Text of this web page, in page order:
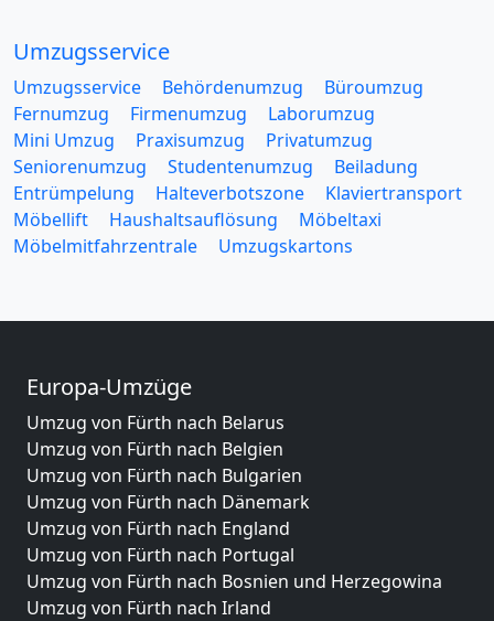
Umzugsservice
Umzugsservice Behördenumzug
Büroumzug
Fernumzug
Firmenumzug
Laborumzug
Mini Umzug
Praxisumzug
Privatumzug
Seniorenumzug
Studentenumzug
Beiladung
Entrümpelung
Halteverbotszone
Klaviertransport
Möbellift
Haushaltsauflösung
Möbeltaxi
Möbelmitfahrzentrale
Umzugskartons
Europa-Umzüge
Umzug von Fürth nach Belarus
Umzug von Fürth nach Belgien
Umzug von Fürth nach Bulgarien
Umzug von Fürth nach Dänemark
Umzug von Fürth nach England
Umzug von Fürth nach Portugal
Umzug von Fürth nach Bosnien und Herzegowina
Umzug von Fürth nach Irland